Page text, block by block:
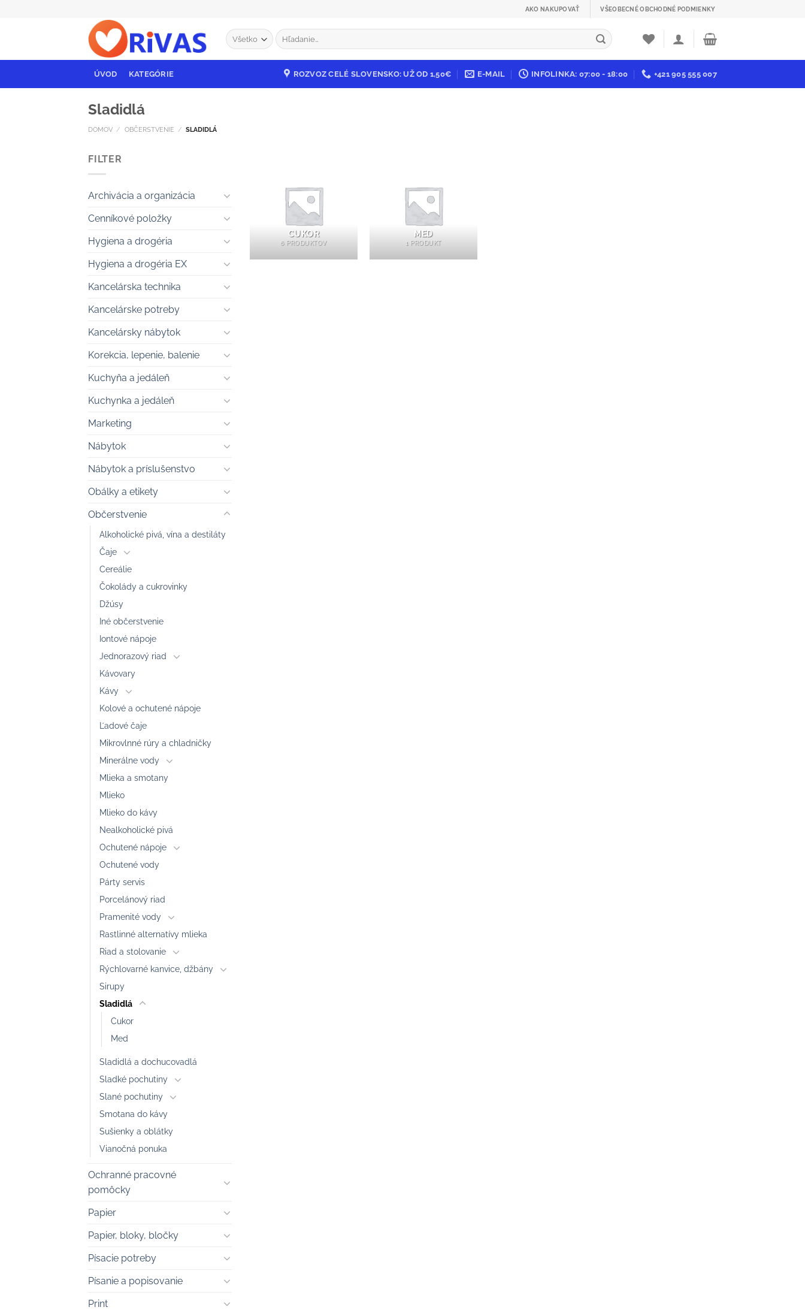
AKO NAKUPOVAŤ VŠEOBECNÉ OBCHODNÉ PODMIENKY
Hľadať:
ÚVOD KATEGÓRIE ROZVOZ CELÉ SLOVENSKO: UŽ OD 1,50€ E-MAIL INFOLINKA: 07:00 - 18:00 +421 905 555 007
Sladidlá
DOMOV / OBČERSTVENIE / SLADIDLÁ
FILTER
Archivácia a organizácia
Cenníkové položky
Hygiena a drogéria
Hygiena a drogéria EX
Kancelárska technika
Kancelárske potreby
Kancelársky nábytok
Korekcia, lepenie, balenie
Kuchyňa a jedáleň
Kuchynka a jedáleň
Marketing
Nábytok
Nábytok a príslušenstvo
Obálky a etikety
Občerstvenie
Alkoholické pivá, vína a destiláty
Čaje
Cereálie
Čokolády a cukrovinky
Džúsy
Iné občerstvenie
Iontové nápoje
Jednorazový riad
Kávovary
Kávy
Kolové a ochutené nápoje
Ľadové čaje
Mikrovlnné rúry a chladničky
Minerálne vody
Mlieka a smotany
Mlieko
Mlieko do kávy
Nealkoholické pivá
Ochutené nápoje
Ochutené vody
Párty servis
Porcelánový riad
Pramenité vody
Rastlinné alternatívy mlieka
Riad a stolovanie
Rýchlovarné kanvice, džbány
Sirupy
Sladidlá
Cukor
Med
Sladidlá a dochucovadlá
Sladké pochutiny
Slané pochutiny
Smotana do kávy
Sušienky a oblátky
Vianočná ponuka
Ochranné pracovné
pomôcky
Papier
Papier, bloky, bločky
Písacie potreby
Písanie a popisovanie
Print
CUKOR
6 PRODUKTOV
MED
1 PRODUKT